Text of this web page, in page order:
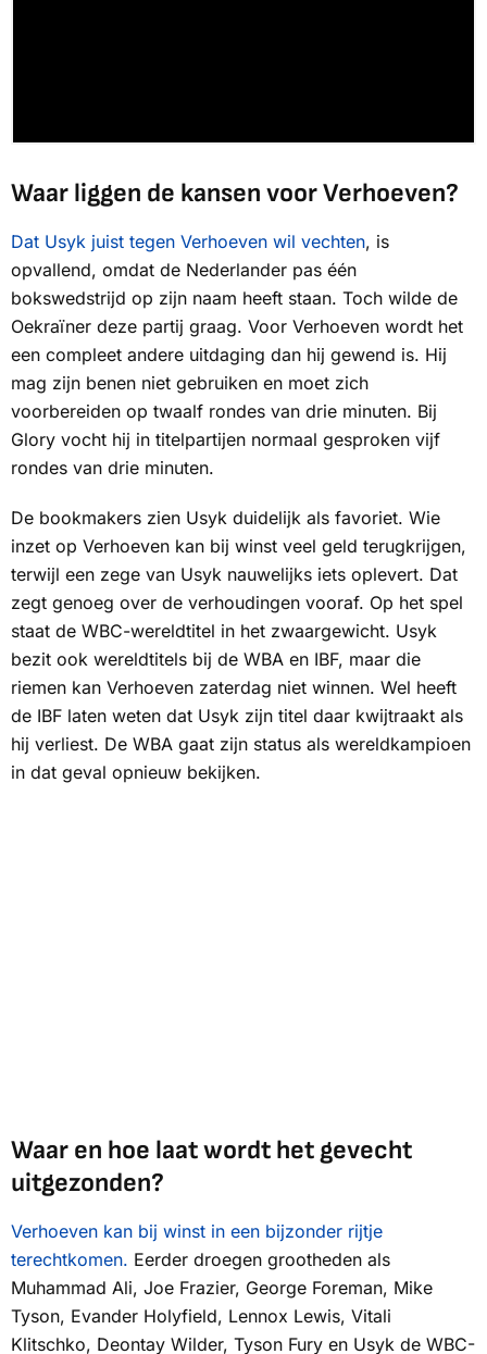
Waar liggen de kansen voor Verhoeven?
Dat Usyk juist tegen Verhoeven wil vechten, is
opvallend, omdat de Nederlander pas één
bokswedstrijd op zijn naam heeft staan. Toch wilde de
Oekraïner deze partij graag. Voor Verhoeven wordt het
een compleet andere uitdaging dan hij gewend is. Hij
mag zijn benen niet gebruiken en moet zich
voorbereiden op twaalf rondes van drie minuten. Bij
Glory vocht hij in titelpartijen normaal gesproken vijf
rondes van drie minuten.
De bookmakers zien Usyk duidelijk als favoriet. Wie
inzet op Verhoeven kan bij winst veel geld terugkrijgen,
terwijl een zege van Usyk nauwelijks iets oplevert. Dat
zegt genoeg over de verhoudingen vooraf. Op het spel
staat de WBC-wereldtitel in het zwaargewicht. Usyk
bezit ook wereldtitels bij de WBA en IBF, maar die
riemen kan Verhoeven zaterdag niet winnen. Wel heeft
de IBF laten weten dat Usyk zijn titel daar kwijtraakt als
hij verliest. De WBA gaat zijn status als wereldkampioen
in dat geval opnieuw bekijken.
Waar en hoe laat wordt het gevecht
uitgezonden?
Verhoeven kan bij winst in een bijzonder rijtje
terechtkomen. Eerder droegen grootheden als
Muhammad Ali, Joe Frazier, George Foreman, Mike
Tyson, Evander Holyfield, Lennox Lewis, Vitali
Klitschko, Deontay Wilder, Tyson Fury en Usyk de WBC-